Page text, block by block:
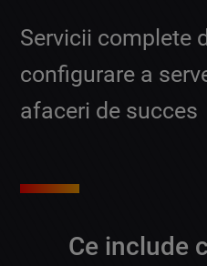
Servicii complete
configurare a
afaceri de succes
Ce include